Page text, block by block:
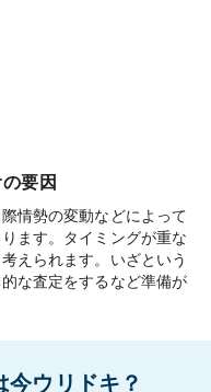
要因
情勢の変動などによって
ます。タイミングが重な
えられます。いざという
な査定をするなど準備が
今ウリドキ？